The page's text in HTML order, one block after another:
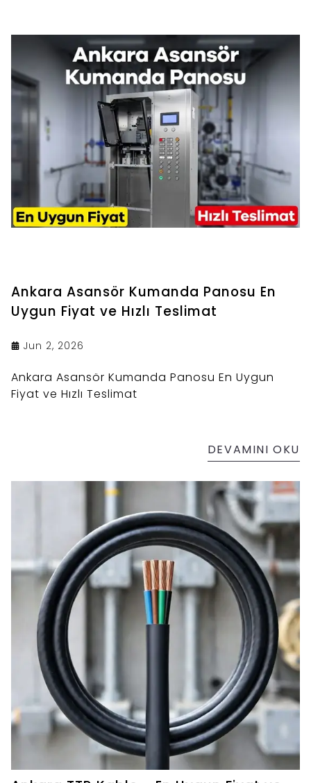
Ankara Asansör Kumanda Panosu En
Uygun Fiyat ve Hızlı Teslimat
Jun 2, 2026
Ankara Asansör Kumanda Panosu En Uygun
Fiyat ve Hızlı Teslimat
DEVAMINI OKU